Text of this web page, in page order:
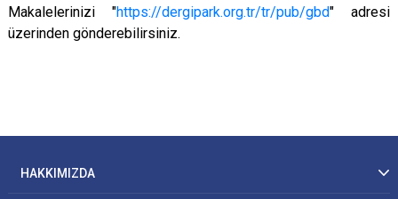
Makalelerinizi "https://dergipark.org.tr/tr/pub/gbd" adresi
üzerinden gönderebilirsiniz.
HAKKIMIZDA